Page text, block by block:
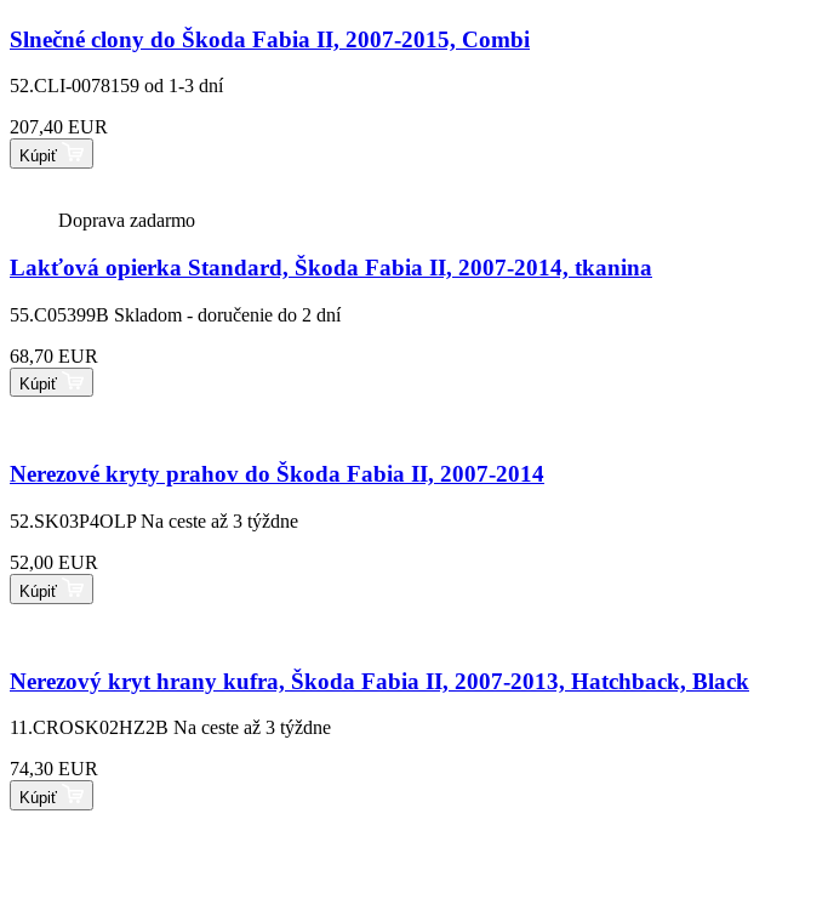
Slnečné clony do Škoda Fabia II, 2007-2015, Combi
52.CLI-0078159 od 1-3 dní
207,40 EUR
Kúpiť
Doprava zadarmo
Lakťová opierka Standard, Škoda Fabia II, 2007-2014, tkanina
55.C05399B Skladom - doručenie do 2 dní
68,70 EUR
Kúpiť
Nerezové kryty prahov do Škoda Fabia II, 2007-2014
52.SK03P4OLP Na ceste až 3 týždne
52,00 EUR
Kúpiť
Nerezový kryt hrany kufra, Škoda Fabia II, 2007-2013, Hatchback, Black
11.CROSK02HZ2B Na ceste až 3 týždne
74,30 EUR
Kúpiť